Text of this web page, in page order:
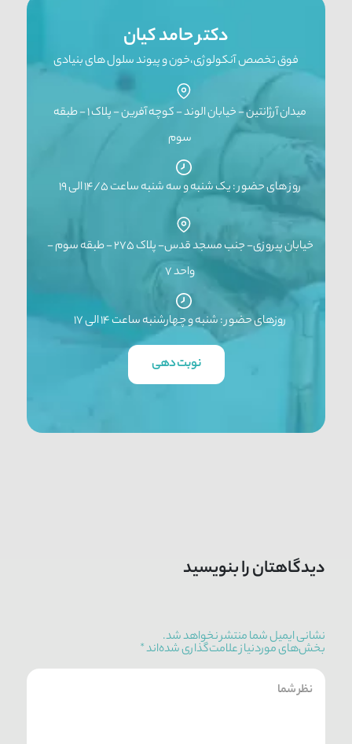
دکتر حامد کیان
فوق تخصص آنکولوژی،خون و پیوند سلول های بنیادی
میدان آرژانتین - خیابان الوند - کوچه آفرین - پلاک ۱ - طبقه
سوم
روز های حضور : یک شنبه و سه شنبه ساعت ۱۴/۵ الی ۱۹
خیابان پیروزی- جنب مسجد قدس- پلاک ۲۷۵ - طبقه سوم -
واحد ۷
روزهای حضور : شنبه و چهارشنبه ساعت ۱۴ الی ۱۷
نوبت دهی
دیدگاهتان را بنویسید
نشانی ایمیل شما منتشر نخواهد شد.
بخش‌های موردنیاز علامت‌گذاری شده‌اند*